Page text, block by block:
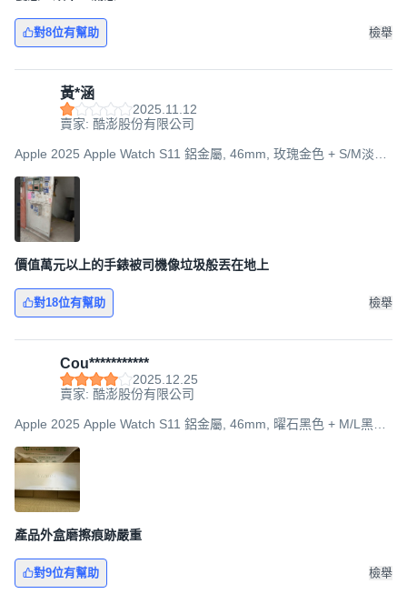
對8位有幫助 檢舉
黃*涵
2025.11.12
賣家: 酷澎股份有限公司
Apple 2025 Apple Watch S11 鋁金屬, 46mm, 玫瑰金色 + S/M淡胭
價值萬元以上的手錶被司機像垃圾般丟在地上
對18位有幫助 檢舉
Cou***********
2025.12.25
賣家: 酷澎股份有限公司
Apple 2025 Apple Watch S11 鋁金屬, 46mm, 曜石黑色 + M/L黑色
產品外盒磨擦痕跡嚴重
對9位有幫助 檢舉